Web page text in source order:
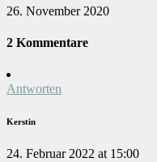
26. November 2020
2 Kommentare
Antworten
Kerstin
24. Februar 2022 at 15:00